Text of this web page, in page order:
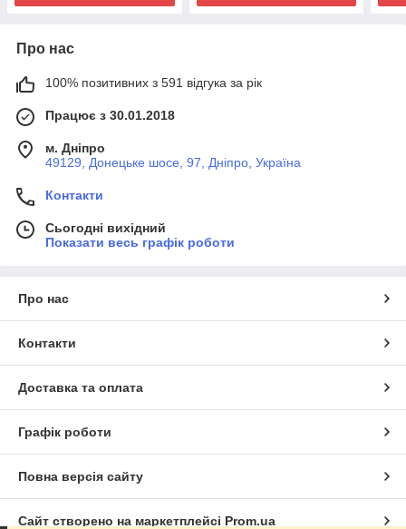
Про нас
100% позитивних з 591 відгука за рік
Працює з 30.01.2018
м. Дніпро
49129, Донецьке шосе, 97, Дніпро, Україна
Контакти
Сьогодні вихідний
Показати весь графік роботи
Про нас
Контакти
Доставка та оплата
Графік роботи
Повна версія сайту
Сайт створено на маркетплейсі Prom.ua